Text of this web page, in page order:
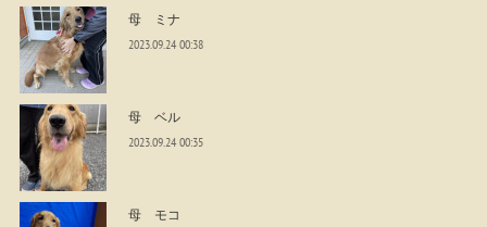
母 ミナ
2023.09.24 00:38
母 ベル
2023.09.24 00:35
母 モコ